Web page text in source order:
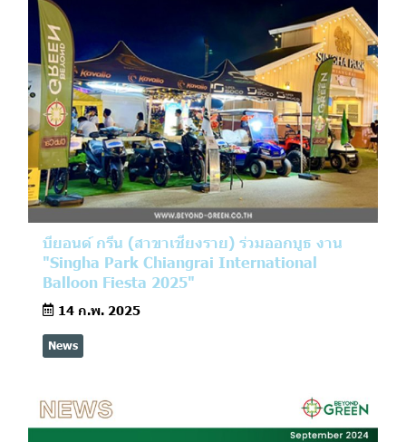
บียอนด์ กรีน (สาขาเชียงราย) ร่วมออกบูธ งาน
"Singha Park Chiangrai International
Balloon Fiesta 2025"
14 ก.พ. 2025
News